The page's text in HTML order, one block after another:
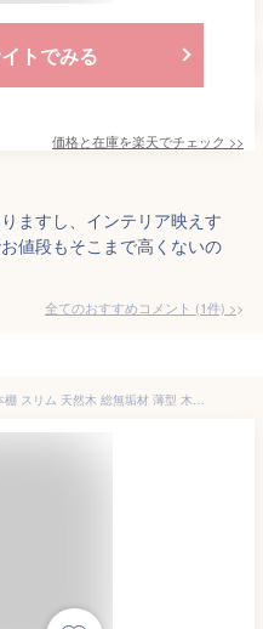
トでみる
価格と在庫を楽天でチェック >>
ますし、インテリア映えす
値段もそこまで高くないの
全てのおすすめコメント (1件) >
【レビュー数17件】チーク無垢材 本棚 スリム 天然木 総無垢材 薄型 木製 シンプル 書棚 ブックシェルフ CDラック DVDラック 文庫本 本棚 オープンラック 書棚 収納 CDラック DVDラック 本棚 天然木 無垢材 モダン アジアン家具 完成品 送料無料 チーク本棚スリム